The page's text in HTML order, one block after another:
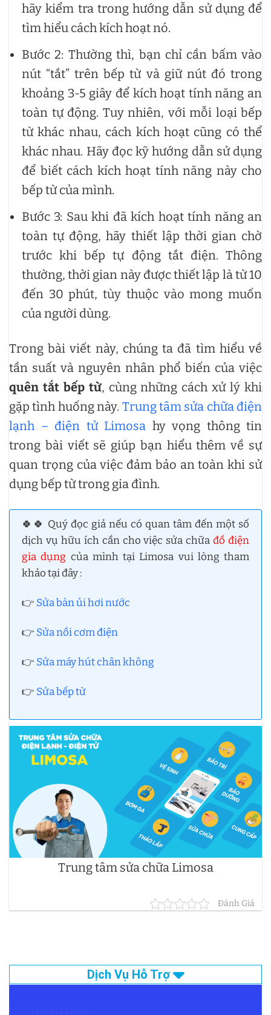
hãy kiểm tra trong hướng dẫn sử dụng để
tìm hiểu cách kích hoạt nó.
Bước 2: Thường thì, bạn chỉ cần bấm vào
nút “tắt” trên bếp từ và giữ nút đó trong
khoảng 3-5 giây để kích hoạt tính năng an
toàn tự động. Tuy nhiên, với mỗi loại bếp
từ khác nhau, cách kích hoạt cũng có thể
khác nhau. Hãy đọc kỹ hướng dẫn sử dụng
để biết cách kích hoạt tính năng này cho
bếp từ của mình.
Bước 3: Sau khi đã kích hoạt tính năng an
toàn tự động, hãy thiết lập thời gian chờ
trước khi bếp tự động tắt điện. Thông
thường, thời gian này được thiết lập là từ 10
đến 30 phút, tùy thuộc vào mong muốn
của người dùng.
Trong bài viết này, chúng ta đã tìm hiểu về
tần suất và nguyên nhân phổ biến của việc
quên tắt bếp từ, cùng những cách xử lý khi
gặp tình huống này. Trung tâm sửa chữa điện
lạnh – điện tử Limosa hy vọng thông tin
trong bài viết sẽ giúp bạn hiểu thêm về sự
quan trọng của việc đảm bảo an toàn khi sử
dụng bếp từ trong gia đình.
🍀🍀 Quý đọc giả nếu có quan tâm đến một số
dịch vụ hữu ích cần cho việc sửa chữađồ điện
gia dụng của mình tại Limosa vui lòng tham
khảo tại đây :
👉 Sửa bàn ủi hơi nước
👉 Sửa nồi cơm điện
👉 Sửa máy hút chân không
👉 Sửa bếp từ
Trung tâm sửa chữa Limosa
Đánh Giá
Dịch Vụ Hỗ Trợ